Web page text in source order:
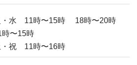
・水 11時〜15時 18時〜20時
〜15時
・祝 11時〜16時